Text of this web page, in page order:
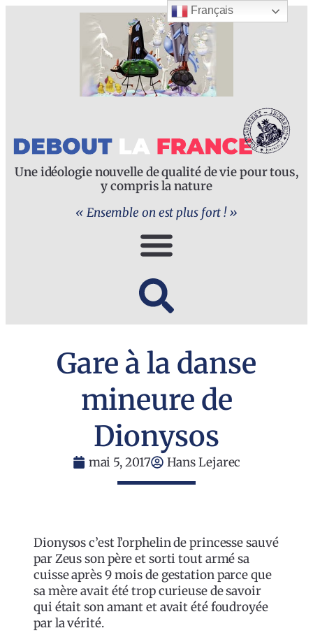
Une idéologie nouvelle de qualité de vie pour tous,
y compris la nature
« Ensemble on est plus fort ! »
Gare à la danse
mineure de
Dionysos
mai 5, 2017 Hans Lejarec
Dionysos c’est l’orphelin de princesse sauvé
par Zeus son père et sorti tout armé sa
cuisse après 9 mois de gestation parce que
sa mère avait été trop curieuse de savoir
qui était son amant et avait été foudroyée
par la vérité.
Français